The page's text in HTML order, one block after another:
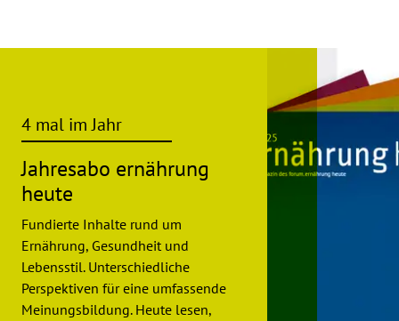
4 mal im Jahr
Jahresabo ernährung
heute
Fundierte Inhalte rund um
Ernährung, Gesundheit und
Lebensstil. Unterschiedliche
Perspektiven für eine umfassende
Meinungsbildung. Heute lesen,